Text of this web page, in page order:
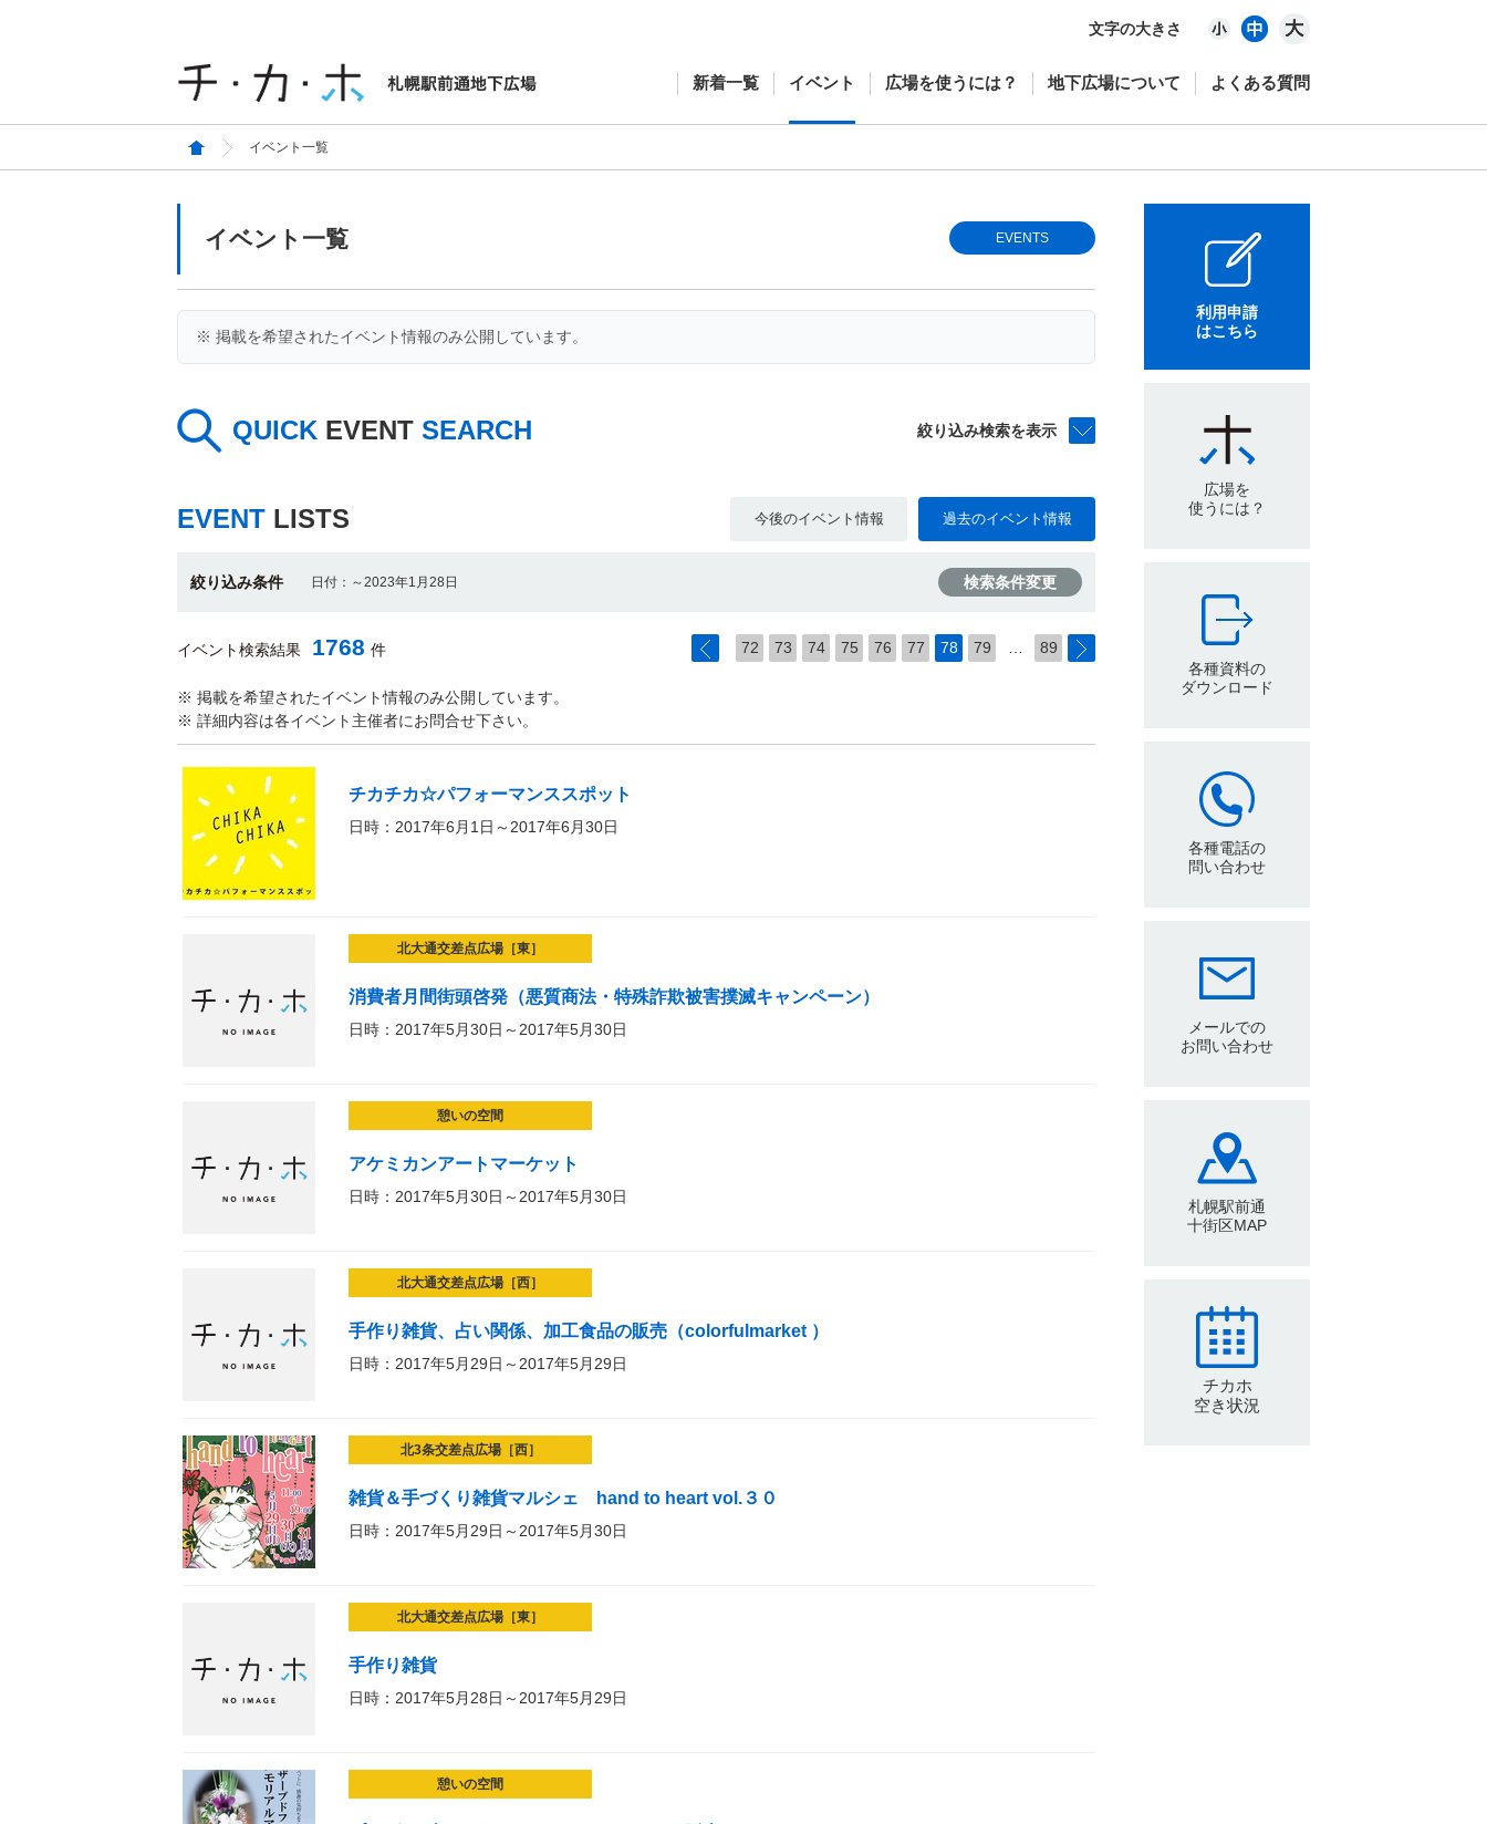
文字の大きさ
新着一覧 イベント 広場を使うには？ 地下広場について よくある質問
イベント一覧
イベント一覧 EVENTS
※ 掲載を希望されたイベント情報のみ公開しています。
QUICK EVENT SEARCH 絞り込み検索を表示
EVENT LISTS 今後のイベント情報 過去のイベント情報
絞り込み条件 日付：～2023年1月28日 検索条件変更
イベント検索結果 1768 件 72 73 74 75 76 77 78 79 89
※ 掲載を希望されたイベント情報のみ公開しています。
※ 詳細内容は各イベント主催者にお問合せ下さい。
チカチカ☆パフォーマンススポット
日時：2017年6月1日～2017年6月30日
北大通交差点広場［東］
消費者月間街頭啓発（悪質商法・特殊詐欺被害撲滅キャンペーン）
日時：2017年5月30日～2017年5月30日
憩いの空間
アケミカンアートマーケット
日時：2017年5月30日～2017年5月30日
北大通交差点広場［西］
手作り雑貨、占い関係、加工食品の販売（colorfulmarket ）
日時：2017年5月29日～2017年5月29日
北3条交差点広場［西］
雑貨＆手づくり雑貨マルシェ hand to heart vol.３０
日時：2017年5月29日～2017年5月30日
北大通交差点広場［東］
手作り雑貨
日時：2017年5月28日～2017年5月29日
憩いの空間
利用申請
はこちら
広場を
使うには？
各種資料の
ダウンロード
各種電話の
問い合わせ
メールでの
お問い合わせ
札幌駅前通
十街区MAP
チカホ
空き状況